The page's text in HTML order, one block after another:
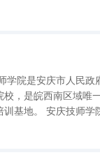
学院（微电子学院
院是安庆市人民
，是皖西南区域唯
庆技师学院开